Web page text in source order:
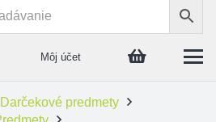
Môj účet
Darčekové predmety